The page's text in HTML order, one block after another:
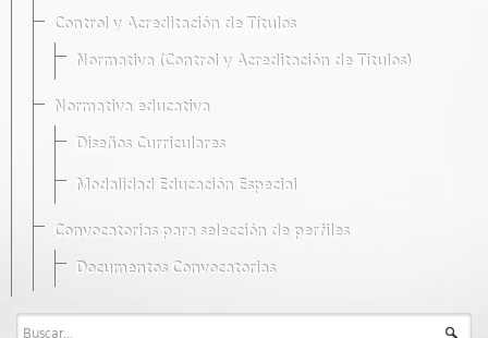
Control y Acreditación de Títulos
Normativa (Control y Acreditación de Títulos)
Normativa educativa
Diseños Curriculares
Modalidad Educación Especial
Convocatorias para selección de perfiles
Documentos Convocatorias